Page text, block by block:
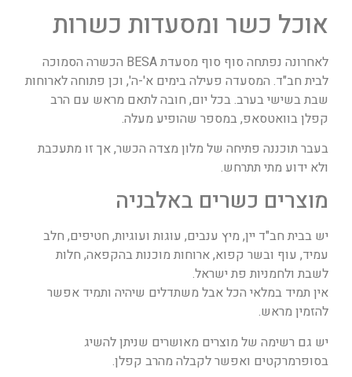
אוכל כשר ומסעדות כשרות
לאחרונה נפתחה סוף סוף מסעדת BESA הכשרה הסמוכה
לבית חב"ד. המסעדה פעילה בימים א'-ה', וכן פתוחה לארוחות
שבת בשישי בערב. בכל יום, חובה לתאם מראש עם הרב
קפלן בוואטסאפ, במספר שהופיע מעלה.
בעבר תוכננה פתיחה של מלון מצדה הכשר, אך זו מתעכבת
ולא ידוע מתי תתרחש.
מוצרים כשרים באלבניה
יש בבית חב"ד יין, מיץ ענבים, עוגות ועוגיות, חטיפים, חלב
עמיד, עוף ובשר קפוא, ארוחות מוכנות בהקפאה, חלות
לשבת ולחמניות פת ישראל.
אין תמיד במלאי הכל אבל משתדלים שיהיה ותמיד אפשר
להזמין מראש.
יש גם רשימה של מוצרים מאושרים שניתן להשיג
בסופרמרקטים ואפשר לקבלה מהרב קפלן.